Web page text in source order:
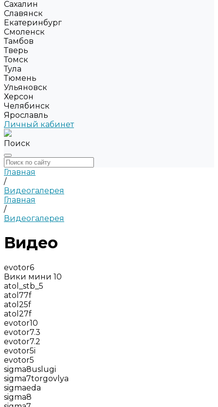
Сахалин
Славянск
Екатеринбург
Смоленск
Тамбов
Тверь
Томск
Тула
Тюмень
Ульяновск
Херсон
Челябинск
Ярославль
Личный кабинет
Поиск
Главная
/
Видеогалерея
Главная
/
Видеогалерея
Видео
evotor6
Вики мини 10
atol_stb_5
atol77f
atol25f
atol27f
evotor10
evotor7.3
evotor7.2
evotor5i
evotor5
sigma8uslugi
sigma7torgovlya
sigmaeda
sigma8